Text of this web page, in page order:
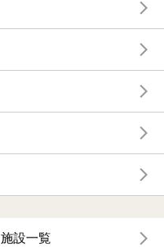
設一覧